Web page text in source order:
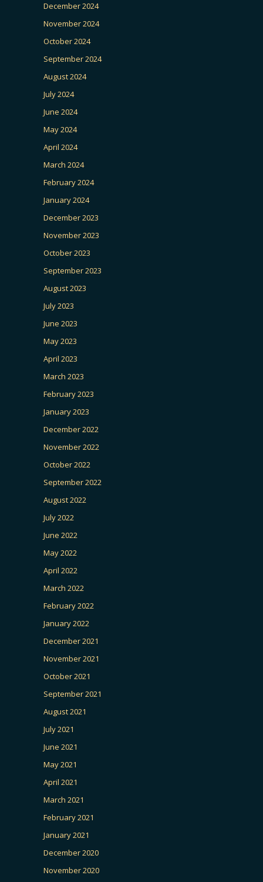
December 2024
November 2024
October 2024
September 2024
August 2024
July 2024
June 2024
May 2024
April 2024
March 2024
February 2024
January 2024
December 2023
November 2023
October 2023
September 2023
August 2023
July 2023
June 2023
May 2023
April 2023
March 2023
February 2023
January 2023
December 2022
November 2022
October 2022
September 2022
August 2022
July 2022
June 2022
May 2022
April 2022
March 2022
February 2022
January 2022
December 2021
November 2021
October 2021
September 2021
August 2021
July 2021
June 2021
May 2021
April 2021
March 2021
February 2021
January 2021
December 2020
November 2020